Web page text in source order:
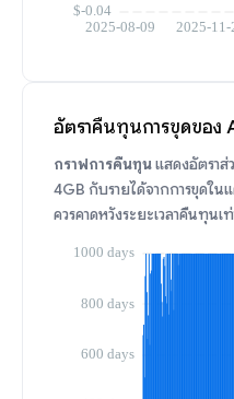
อัตราคืนทุนการขุดของ
กราฟการคืนทุนแสดงอัตราส่
4GB กับรายได้จากการขุดใน
ควรคาดหวังระยะเวลาคืนทุนเ